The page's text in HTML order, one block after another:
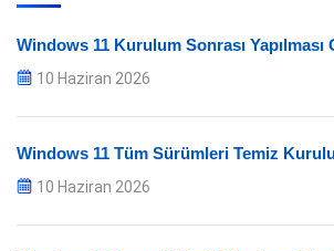
Windows 11 Kurulum Sonrası Yapılması
10 Haziran 2026
Windows 11 Tüm Sürümleri Temiz
10 Haziran 2026